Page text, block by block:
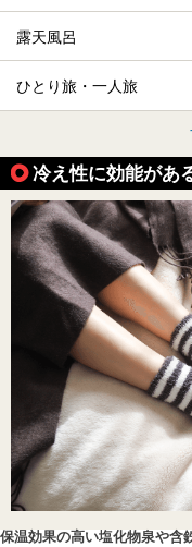
露天風呂
ひとり旅・一人旅
冷え性に効能があ
保温効果の高い塩化物泉や含